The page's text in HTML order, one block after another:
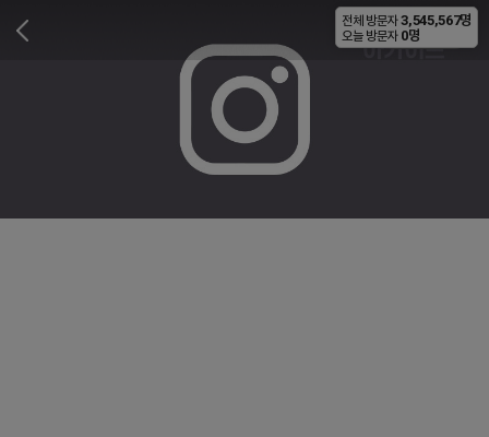
비공개
전체 방문자 3,545,567명
오늘 방문자 0명